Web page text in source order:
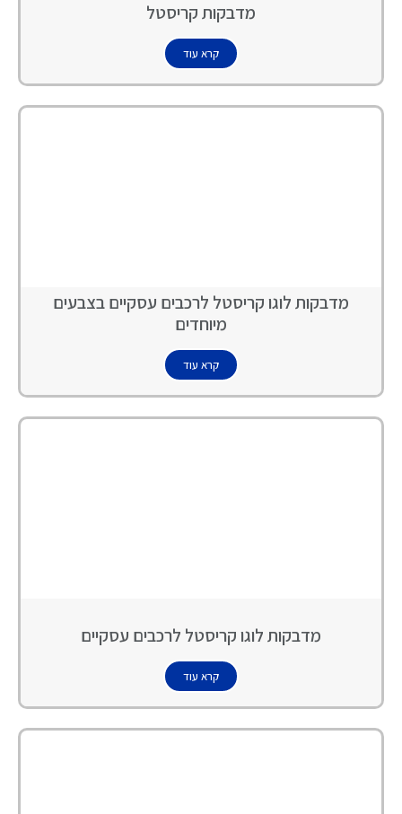
מדבקות קריסטל
קרא עוד
מדבקות לוגו קריסטל לרכבים עסקיים בצבעים
מיוחדים
קרא עוד
מדבקות לוגו קריסטל לרכבים עסקיים
קרא עוד